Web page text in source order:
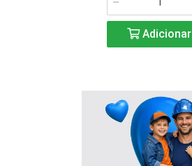
Adicionar